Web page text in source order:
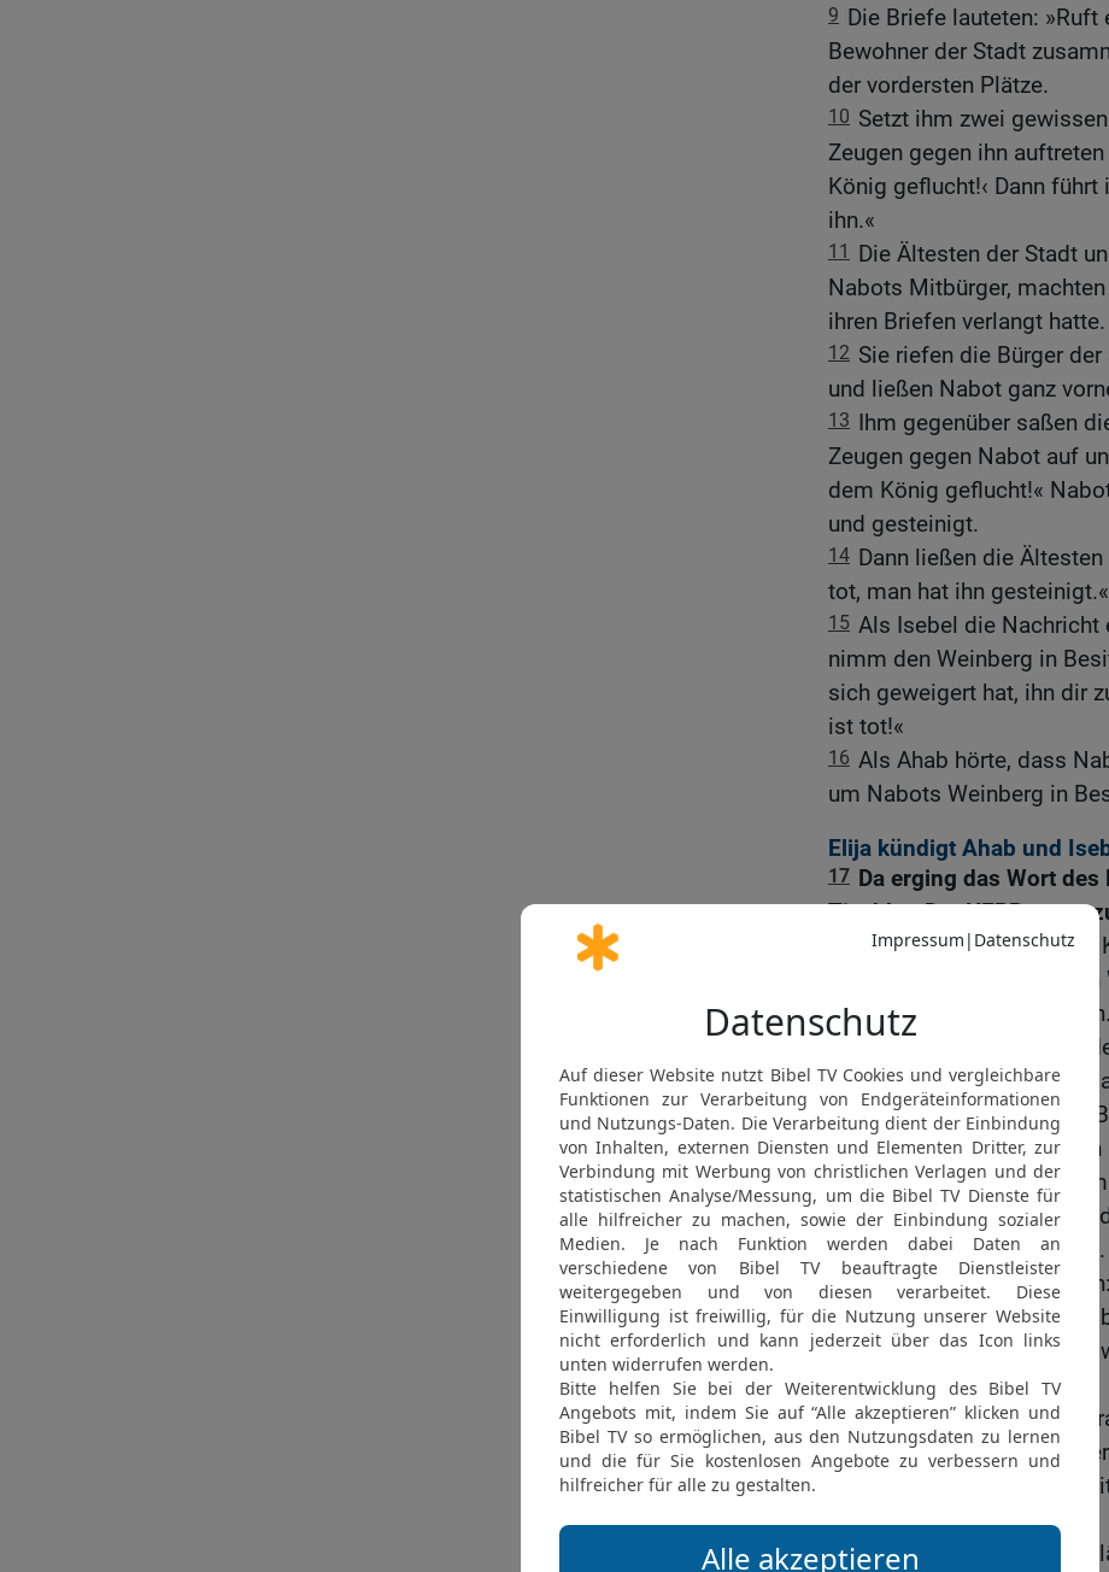
9 Die Briefe lauteten:
Bewohner der Stadt
der vordersten Plätze.
10 Setzt ihm zwei
Zeugen gegen ihn
König geflucht!‹ Dann
ihn.«
11
Die Ältesten der Stadt
Nabots Mitbürger,
ihren Briefen verlangt hatte.
12 Sie riefen die Bürger
und ließen Nabot ganz
13 Ihm gegenüber saßen
Zeugen gegen Nabot auf
dem König geflucht!«
und gesteinigt.
14 Dann ließen die
tot, man hat ihn gesteinigt.«
15 Als Isebel die Nachricht
nimm den Weinberg in
sich geweigert hat, ihn dir
ist tot!«
16 Als Ahab hörte, dass
um Nabots Weinberg in
Elija kündigt Ahab und
17 Da erging das Wort des
Tischbe. Der HERR sagte
»Auf, geh zu Ahab,
regiert! Er ist gerade in
um ihn in Besitz zu nehmen.
Sage zu ihm: ›Erst
der HERR: Wo die Hunde
dort werden sie auch dein
20 Als Ahab den
»Hast du mich gefunden,
habe dich ertappt! Du hast
was dem HERRN missfällt.
21 Darum lässt er dir
ins Unglück stürzen. Du
männlichen Nachkommen
wie die unmündigen.
22 Weil du meinen Zorn
Israel zum Götzendienst
das gleiche Schicksal
und von Bascha.‹
23 Der Königin Isebel aber